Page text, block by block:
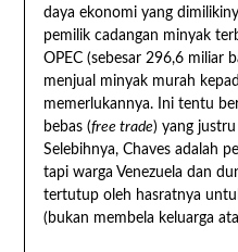
daya ekonomi yang
pemilik cadangan minyak
OPEC (sebesar 296,6 miliar
menjual minyak murah
memerlukannya. Ini tentu
bebas (free trade) yang
Selebihnya, Chaves adalah
tapi warga Venezuela dan
tertutup oleh hasratnya
(bukan membela keluarga